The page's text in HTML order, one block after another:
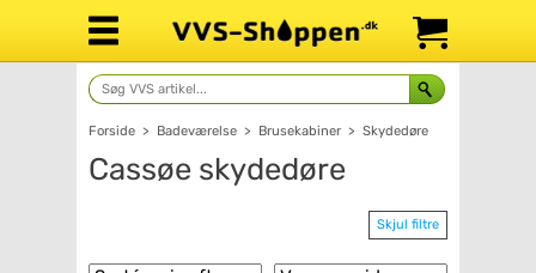
Forside > Badeværelse > Brusekabiner > Skydedøre
Cassøe skydedøre
Skjul filtre